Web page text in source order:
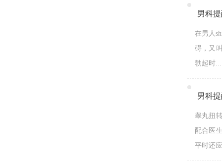
男科
在男人
碍，又
勃起时...
男科
睾丸扭
配合医
平时还